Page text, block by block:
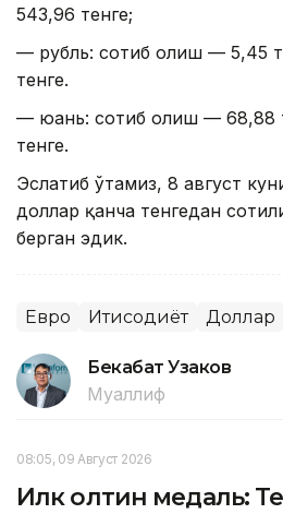
543,96 тенге;
— рубль: сотиб олиш — 5,45
тенге.
— юань: сотиб олиш — 68,88
тенге.
Эслатиб ўтамиз, 8 август
доллар қанча тенгедан
берган эдик.
Евро Иқтисодиёт Доллар
Бекабат Узаков
Муаллиф
08:05, 09 Август 2026
Илк олтин медаль: